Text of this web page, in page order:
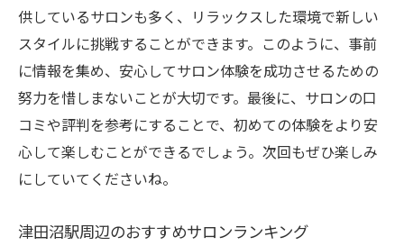
供しているサロンも多く、リラックスした環境で新しい
スタイルに挑戦することができます。このように、事前
に情報を集め、安心してサロン体験を成功させるための
努力を惜しまないことが大切です。最後に、サロンの口
コミや評判を参考にすることで、初めての体験をより安
心して楽しむことができるでしょう。次回もぜひ楽しみ
にしていてくださいね。
津田沼駅周辺のおすすめサロンランキング